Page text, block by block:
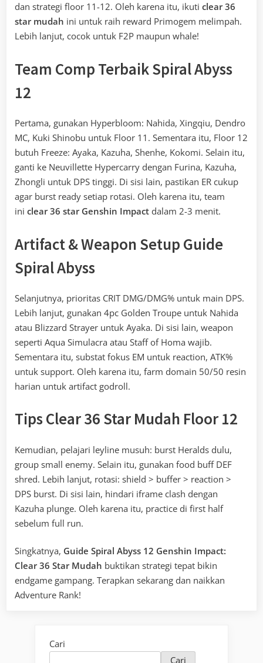
dan strategi floor 11-12. Oleh karena itu, ikuti clear 36
star mudah ini untuk raih reward Primogem melimpah.
Lebih lanjut, cocok untuk F2P maupun whale!
Team Comp TerbaikSpiral Abyss
12
Pertama, gunakan Hyperbloom: Nahida, Xingqiu, Dendro
MC, Kuki Shinobu untuk Floor 11. Sementara itu, Floor 12
butuh Freeze: Ayaka, Kazuha, Shenhe, Kokomi. Selain itu,
ganti ke Neuvillette Hypercarry dengan Furina, Kazuha,
Zhongli untuk DPS tinggi. Di sisi lain, pastikan ER cukup
agar burst ready setiap rotasi. Oleh karena itu, team
ini clear 36 star Genshin Impact dalam 2-3 menit.
Artifact & Weapon Setup Guide
Spiral Abyss
Selanjutnya, prioritas CRIT DMG/DMG% untuk main DPS.
Lebih lanjut, gunakan 4pc Golden Troupe untuk Nahida
atau Blizzard Strayer untuk Ayaka. Di sisi lain, weapon
seperti Aqua Simulacra atau Staff of Homa wajib.
Sementara itu, substat fokus EM untuk reaction, ATK%
untuk support. Oleh karena itu, farm domain 50/50 resin
harian untuk artifact godroll.
TipsClear 36 Star Mudah Floor 12
Kemudian, pelajari leyline musuh: burst Heralds dulu,
group small enemy. Selain itu, gunakan food buff DEF
shred. Lebih lanjut, rotasi: shield > buffer > reaction >
DPS burst. Di sisi lain, hindari iframe clash dengan
Kazuha plunge. Oleh karena itu, practice di first half
sebelum full run.
Singkatnya, Guide Spiral Abyss 12 Genshin Impact:
Clear 36 Star Mudah buktikan strategi tepat bikin
endgame gampang. Terapkan sekarang dan naikkan
Adventure Rank!
Cari
Cari